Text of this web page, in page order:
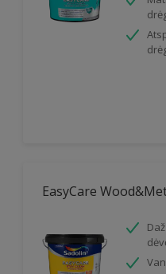
EasyCare